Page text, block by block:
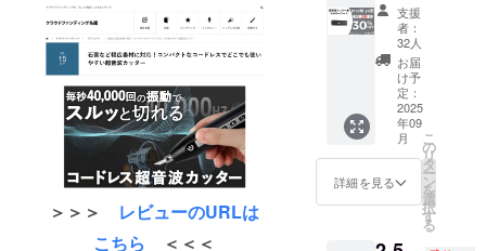
＞＞＞ レビューのURLは
こちら
＜＜＜
ご了承
頂いた
上でご
支援頂
けます
様お願
い致し
ます。
2025年
からオ
ンライ
産効率
が向上
した場
合、正
規販売
価格が
販売予
定価格
より下
がる可
能性も
ます。
※ご注文
状況、
使用部
材の供
給状
況、製
造工程
上の都
合等に
より出
ターン
内容：
超音波
カッ
ター用
キャ
リー
ケース
×１セッ
ト ・一
般販売
予定価
※リター
支援
者：
32人
お届
け予
定：
2025
年09
月
詳細を見る
こ
の
リ
タ
ー
ン
を
選
択
す
る